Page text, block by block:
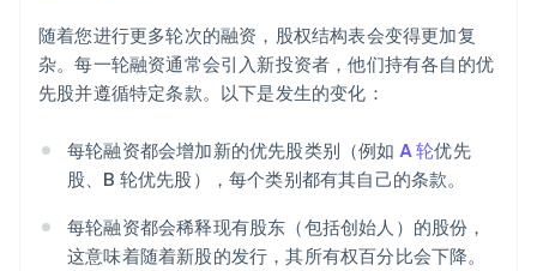
随着您进行更多轮次的融资，股权结构表会变得更加复
杂。每一轮融资通常会引入新投资者，他们持有各自的优
先股并遵循特定条款。以下是发生的变化：
每轮融资都会增加新的优先股类别（例如 A 轮优先
股、B 轮优先股），每个类别都有其自己的条款。
每轮融资都会稀释现有股东（包括创始人）的股份，
这意味着随着新股的发行，其所有权百分比会下降。